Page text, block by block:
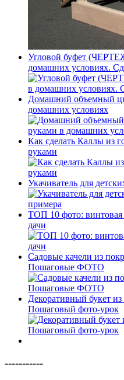
Угловой буфет
домашних условиях.
Домашний объемный
домашних условиях
Как сделать Каллы из
руками
Укачиватель для
ТОП 10 фото: винтовая
дачи
Садовые качели из
Пошаговые ФОТО
Декоративный букет
Пошаговый фото-урок
-----------